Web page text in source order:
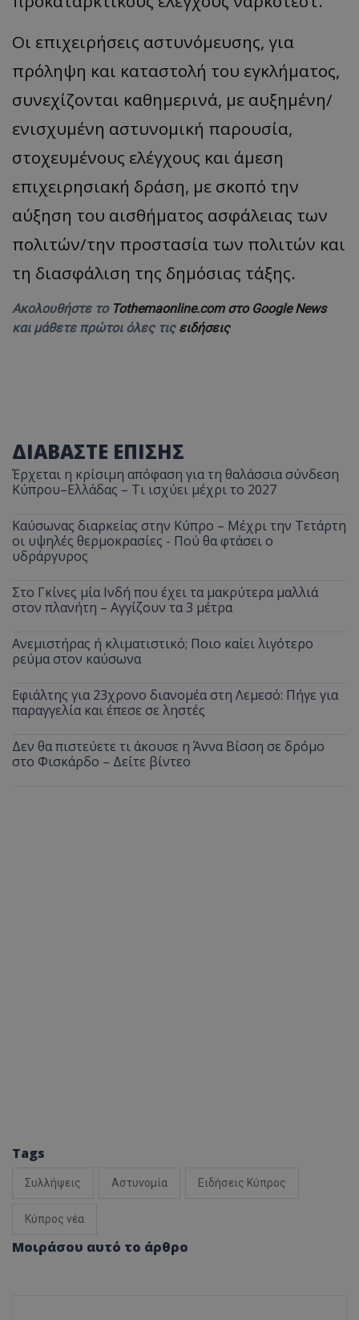
Οι επιχειρήσεις αστυνόμευσης, για
πρόληψη και καταστολή του εγκλήματος,
συνεχίζονται καθημερινά, με αυξημένη/
ενισχυμένη αστυνομική παρουσία,
στοχευμένους ελέγχους και άμεση
επιχειρησιακή δράση, με σκοπό την
αύξηση του αισθήματος ασφάλειας των
πολιτών/την προστασία των πολιτών και
τη διασφάλιση της δημόσιας τάξης.
Ακολουθήστε το Tothemaonline.com στο Google News
και μάθετε πρώτοι όλες τις ειδήσεις
ΔΙΑΒΑΣΤΕ ΕΠΙΣΗΣ
Έρχεται η κρίσιμη απόφαση για τη θαλάσσια σύνδεση
Κύπρου–Ελλάδας – Τι ισχύει μέχρι το 2027
Καύσωνας διαρκείας στην Κύπρο – Μέχρι την Τετάρτη
οι υψηλές θερμοκρασίες - Πού θα φτάσει ο
υδράργυρος
Στο Γκίνες μία Ινδή που έχει τα μακρύτερα μαλλιά
στον πλανήτη – Αγγίζουν τα 3 μέτρα
Ανεμιστήρας ή κλιματιστικό; Ποιο καίει λιγότερο
ρεύμα στον καύσωνα
Εφιάλτης για 23χρονο διανομέα στη Λεμεσό: Πήγε για
παραγγελία και έπεσε σε ληστές
Δεν θα πιστεύετε τι άκουσε η Άννα Βίσση σε δρόμο
στο Φισκάρδο – Δείτε βίντεο
Tags
Συλλήψεις Αστυνομία Ειδήσεις Κύπρος
Κύπρος νέα
Μοιράσου αυτό το άρθρο